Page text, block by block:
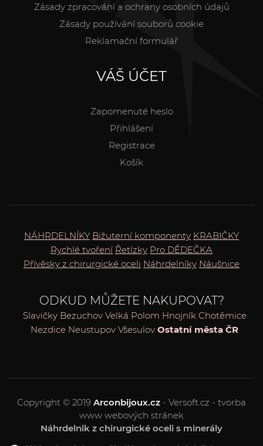
Zásady zpracování a ochrany osobních údajů
Zásady používání souborů cookie
Reklamační formulář
VÁŠ ÚČET
Zapomenuté heslo
Přihlášení
Registrace
Košík
NÁHRDELNÍKY Bižuterní komponenty KRABIČKY
Rychlé tvoření Řetízky Pro DĚDEČKA
Přívěsky z chirurgické oceli Náhrdelníky Náušnice
ODKUD MŮŽETE NAKUPOVAT?
Slavičky Bezuchov Velká Polom Hnojník Chotěmice
Nezdice Neustupov Všesulov Ostatní města ČR
Copyright © 2019 Arconbijoux.cz - Versoft.cz - tvorba
www webových stránek
Náhrdelnik z chirurgické oceli s minerály